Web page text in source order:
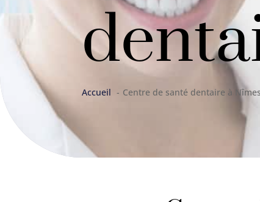
Accueil Centre de santé dentaire à Nîmes